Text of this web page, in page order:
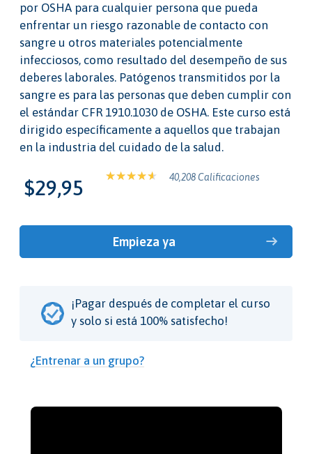
por OSHA para cualquier persona que pueda
enfrentar un riesgo razonable de contacto con
sangre u otros materiales potencialmente
infecciosos, como resultado del desempeño de sus
deberes laborales. Patógenos transmitidos por la
sangre es para las personas que deben cumplir con
el estándar CFR 1910.1030 de OSHA. Este curso está
dirigido específicamente a aquellos que trabajan
en la industria del cuidado de la salud.
$29,95 40,208 Calificaciones
Empieza ya
¡Pagar después de completar el curso
y solo si está 100% satisfecho!
¿Entrenar a un grupo?